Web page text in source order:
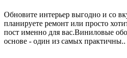
Обновите интерьер выгодно и со
планируете ремонт или просто
пост именно для вас.Виниловые
основе - один из самых практичны..